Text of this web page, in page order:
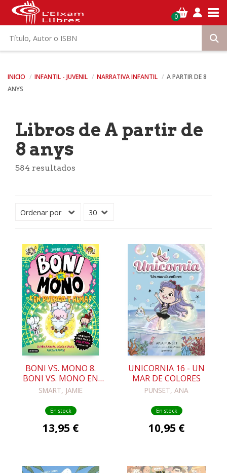
0
INICIO INFANTIL - JUVENIL NARRATIVA INFANTIL
A PARTIR DE 8
ANYS
Libros de A partir de
8 anys
584 resultados
BONI VS. MONO 8.
BONI VS. MONO EN
PUERCO Y ALMA
SMART, JAMIE
En stock
13,95 €
UNICORNIA 16 - UN
MAR DE COLORES
PUNSET, ANA
En stock
10,95 €